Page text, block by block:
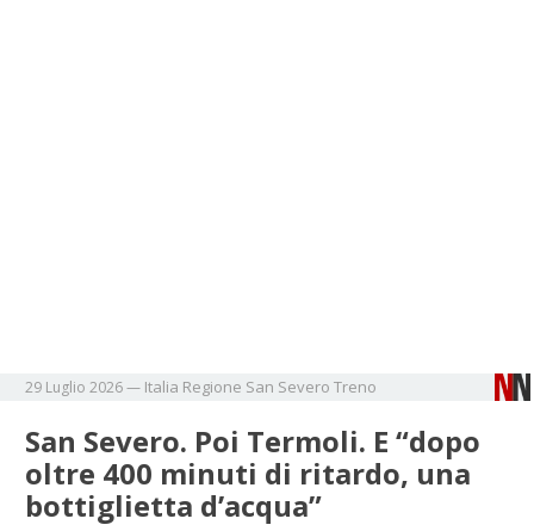
29 Luglio 2026— Italia Regione San Severo Treno
San Severo. Poi Termoli. E “dopo
oltre 400 minuti di ritardo, una
bottiglietta d’acqua”